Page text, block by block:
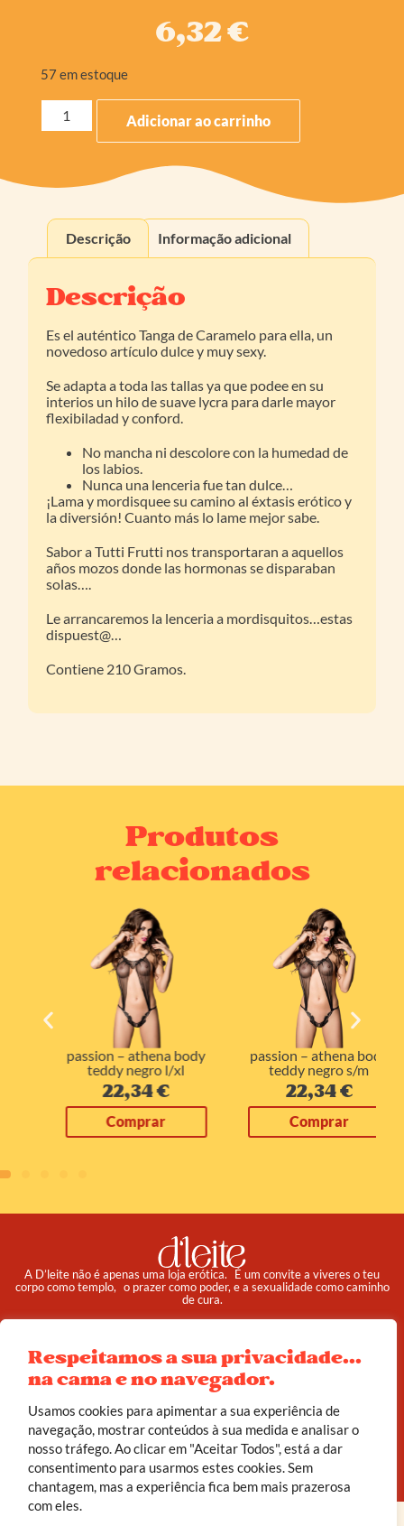
Respeitamos a sua privacidade...
na cama e no navegador.
Usamos cookies para apimentar a sua experiência de
navegação, mostrar conteúdos à sua medida e analisar o
nosso tráfego. Ao clicar em "Aceitar Todos", está a dar
consentimento para usarmos estes cookies. Sem
chantagem, mas a experiência fica bem mais prazerosa
com eles.
6,32€
57 em estoque
Adicionar ao carrinho
Descrição Informação adicional
Descrição
Es el auténtico Tanga de Caramelo para ella, un
novedoso artículo dulce y muy sexy.
Se adapta a toda las tallas ya que podee en su
interios un hilo de suave lycra para darle mayor
flexibiladad y conford.
No mancha ni descolore con la humedad de
los labios.
Nunca una lenceria fue tan dulce…
¡Lama y mordisquee su camino al éxtasis erótico y
la diversión! Cuanto más lo lame mejor sabe.
Sabor a Tutti Frutti nos transportaran a aquellos
años mozos donde las hormonas se disparaban
solas….
Le arrancaremos la lenceria a mordisquitos…estas
dispuest@…
Contiene 210 Gramos.
Produtos
relacionados
passion – athena body
teddy negro l/xl
22,34€
Comprar
passion – athena body
teddy negro s/m
22,34€
Comprar
A D’leite não é apenas uma loja erótica. É um convite a viveres o teu
corpo como templo, o prazer como poder, e a sexualidade como caminho
de cura.
Pedidos
Reembolso e Devoluções
Institucional
Sobre
© 2025 d’leite. Todos os direitos reservados.
Feito com carinho porJoão Corrêa